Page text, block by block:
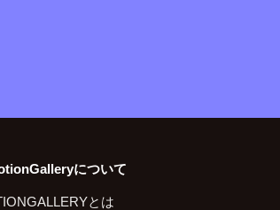
について
とは